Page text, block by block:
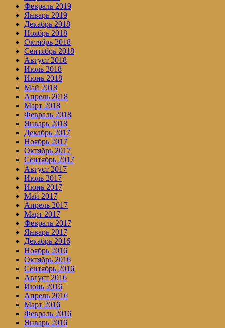
Февраль 2019
Январь 2019
Декабрь 2018
Ноябрь 2018
Октябрь 2018
Сентябрь 2018
Август 2018
Июль 2018
Июнь 2018
Май 2018
Апрель 2018
Март 2018
Февраль 2018
Январь 2018
Декабрь 2017
Ноябрь 2017
Октябрь 2017
Сентябрь 2017
Август 2017
Июль 2017
Июнь 2017
Май 2017
Апрель 2017
Март 2017
Февраль 2017
Январь 2017
Декабрь 2016
Ноябрь 2016
Октябрь 2016
Сентябрь 2016
Август 2016
Июнь 2016
Апрель 2016
Март 2016
Февраль 2016
Январь 2016